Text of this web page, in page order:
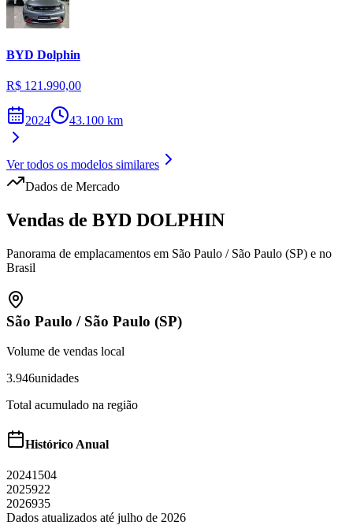
BYD Dolphin
R$ 121.990,00
2024 43.100 km
Ver todos os modelos similares
Dados de Mercado
Vendas de BYD DOLPHIN
Panorama de emplacamentos em São Paulo / São Paulo (SP) e no
Brasil
São Paulo / São Paulo (SP)
Volume de vendas local
3.946unidades
Total acumulado na região
Histórico Anual
20241504
2025922
2026935
Dados atualizados até julho de 2026